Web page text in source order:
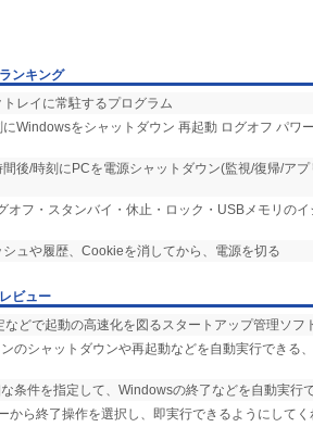
ンキング
レイに常駐するプログラム
Windowsをシャットダウン 再起動 ログオフ パワ
後/時刻にPCを電源シャットダウン(監視/復帰/ア
オフ・スタンバイ・休止・ロック・USBメモリのイ
シュや履歴、Cookieを消してから、電源を切る
ビュー
などで起動の高速化を図るスタートアップ管理ソフ
のシャットダウンや再起動などを自動実行できる
条件を指定して、Windowsの終了などを自動実行
から終了操作を選択し、即実行できるようにしてく